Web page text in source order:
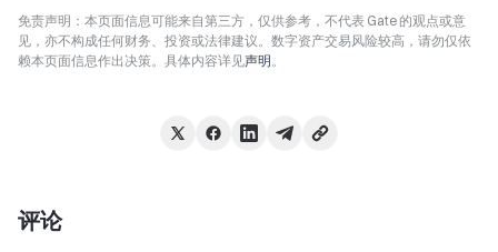
免责声明：本页面信息可能来自第三方，仅供参考，不代表 Gate 的观点或意
见，亦不构成任何财务、投资或法律建议。数字资产交易风险较高，请勿仅依
赖本页面信息作出决策。具体内容详见声明。
评论